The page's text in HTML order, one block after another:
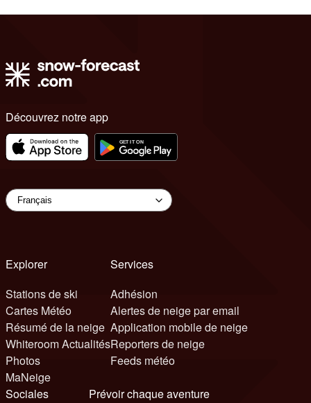
Découvrez notre app
Explorer
Stations de ski
Cartes Météo
Résumé de la neige
Whiteroom Actualités
Photos
MaNeige
Services
Adhésion
Alertes de neige par email
Application mobile de neige
Reporters de neige
Feeds météo
Sociales
Prévoir chaque aventure